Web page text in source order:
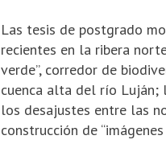
Las tesis de postgrado
re­cientes en la ribera
verde”, corre­dor de
cuenca alta del río Luján;
los desajustes entre las
construcción de